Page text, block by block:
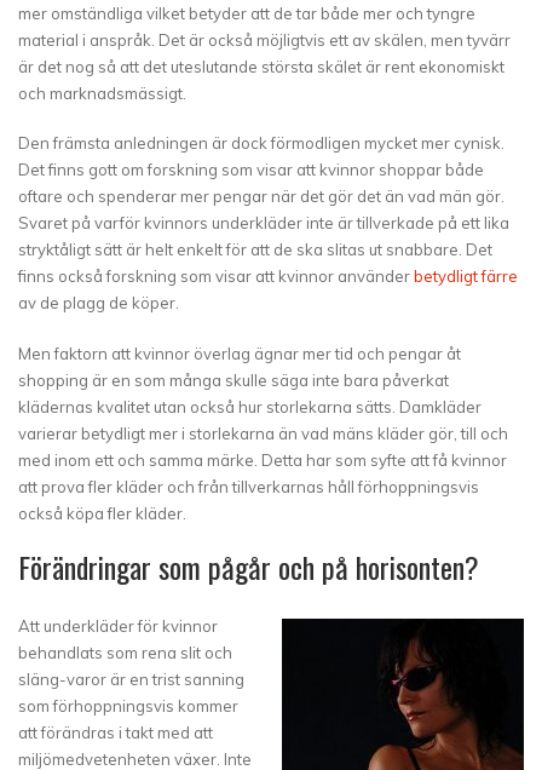
mer omständliga vilket betyder att de tar både mer och tyngre
material i anspråk. Det är också möjligtvis ett av skälen, men tyvärr
är det nog så att det uteslutande största skälet är rent ekonomiskt
och marknadsmässigt.
Den främsta anledningen är dock förmodligen mycket mer cynisk.
Det finns gott om forskning som visar att kvinnor shoppar både
oftare och spenderar mer pengar när det gör det än vad män gör.
Svaret på varför kvinnors underkläder inte är tillverkade på ett lika
stryktåligt sätt är helt enkelt för att de ska slitas ut snabbare. Det
finns också forskning som visar att kvinnor använderbetydligt färre
av de plagg de köper.
Men faktorn att kvinnor överlag ägnar mer tid och pengar åt
shopping är en som många skulle säga inte bara påverkat
klädernas kvalitet utan också hur storlekarna sätts. Damkläder
varierar betydligt mer i storlekarna än vad mäns kläder gör, till och
med inom ett och samma märke. Detta har som syfte att få kvinnor
att prova fler kläder och från tillverkarnas håll förhoppningsvis
också köpa fler kläder.
Förändringar som pågår och på horisonten?
Att underkläder för kvinnor
behandlats som rena slit och
släng-varor är en trist sanning
som förhoppningsvis kommer
att förändras i takt med att
miljömedvetenheten växer. Inte